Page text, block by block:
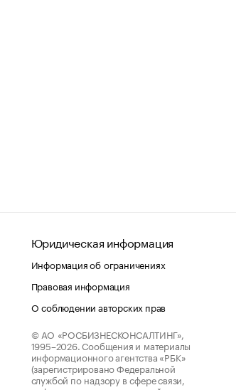
Юридическая информация
Информация об ограничениях
Правовая информация
О соблюдении авторских прав
© АО «РОСБИЗНЕСКОНСАЛТИНГ»,
1995–2026. Сообщения и материалы
информационного агентства «РБК»
(зарегистрировано Федеральной
службой по надзору в сфере связи,